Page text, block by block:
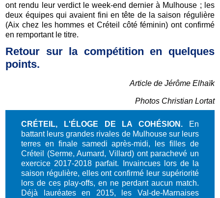
ont rendu leur verdict le week-end dernier à Mulhouse ; les
deux équipes qui avaient fini en tête de la saison régulière
(Aix chez les hommes et Créteil côté féminin) ont confirmé
en remportant le titre.
Retour sur la compétition en quelques
points.
Article de Jérôme Elhaïk
Photos Christian Lortat
CRÉTEIL, L'ÉLOGE DE LA COHÉSION. En
battant leurs grandes rivales de Mulhouse sur leurs
terres en finale samedi après-midi, les filles de
Créteil (Serme, Aumard, Villard) ont parachevé un
exercice 2017-2018 parfait. Invaincues lors de la
saison régulière, elles ont confirmé leur supériorité
lors de ces play-offs, en ne perdant aucun match.
Déjà lauréates en 2015, les Val-de-Marnaises